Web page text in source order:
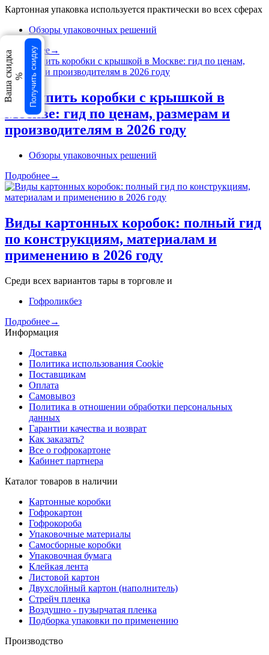
Картонная упаковка используется практически во всех сферах
Обзоры упаковочных решений
Подробнее→
Где купить коробки с крышкой в
Москве: гид по ценам, размерам и
производителям в 2026 году
Обзоры упаковочных решений
Подробнее→
Виды картонных коробок: полный гид
по конструкциям, материалам и
применению в 2026 году
Среди всех вариантов тары в торговле и
Гофроликбез
Подробнее→
Информация
Доставка
Политика использования Cookie
Поставщикам
Оплата
Самовывоз
Политика в отношении обработки персональных
данных
Гарантии качества и возврат
Как заказать?
Все о гофрокартоне
Кабинет партнера
Каталог товаров в наличии
Картонные коробки
Гофрокартон
Гофрокороба
Упаковочные материалы
Самосборные коробки
Упаковочная бумага
Клейкая лента
Листовой картон
Двухслойный картон (наполнитель)
Стрейч пленка
Воздушно - пузырчатая пленка
Подборка упаковки по применению
Производство
Ваша скидка % Получить скидку